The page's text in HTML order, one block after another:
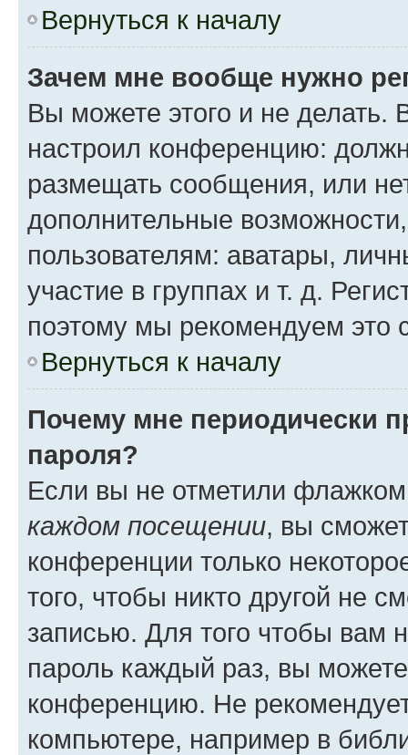
Вернуться к началу
Зачем мне вообще нужно
Вы можете этого и не делать.
настроил конференцию:
размещать сообщения, или
дополнительные
пользователям: аватары,
участие в группах и т. д.
поэтому мы рекомендуем это
Вернуться к началу
Почему мне периодически
пароля?
Если вы не отметили
каждом посещении, вы
конференции только
того, чтобы никто другой не
записью. Для того чтобы вам
пароль каждый раз, вы
конференцию. Не
компьютере, например в